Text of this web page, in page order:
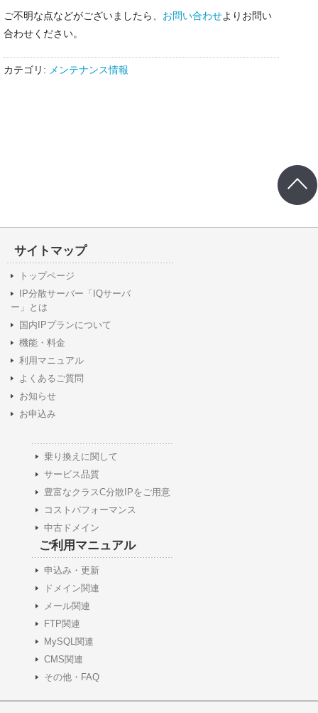
ご不明な点などがございましたら、 お問い合わせよりお問い
合わせください。
カテゴリ: メンテナンス情報
サイトマップ
トップページ
IP分散サーバー「IQサーバ
ー」とは
国内IPプランについて
機能・料金
利用マニュアル
よくあるご質問
お知らせ
お申込み
乗り換えに関して
サービス品質
豊富なクラスC分散IPをご用意
コストパフォーマンス
中古ドメイン
ご利用マニュアル
申込み・更新
ドメイン関連
メール関連
FTP関連
MySQL関連
CMS関連
その他・FAQ